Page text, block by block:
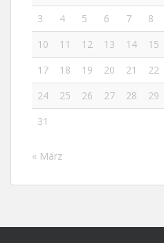
3
4 5 6 7 8
10
11 12 13 14 15
17
18 19 20 21 22
24
25 26 27 28 29
31
« März